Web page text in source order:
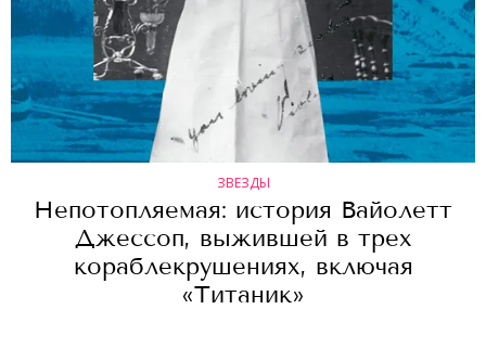
ЗВЕЗДЫ
Непотопляемая: история Вайолетт
Джесcоп, выжившей в трех
кораблекрушениях, включая
«Титаник»